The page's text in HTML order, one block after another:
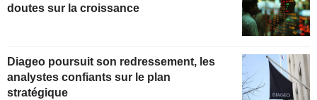
doutes sur la croissance
Diageo poursuit son redressement, les
analystes confiants sur le plan
stratégique